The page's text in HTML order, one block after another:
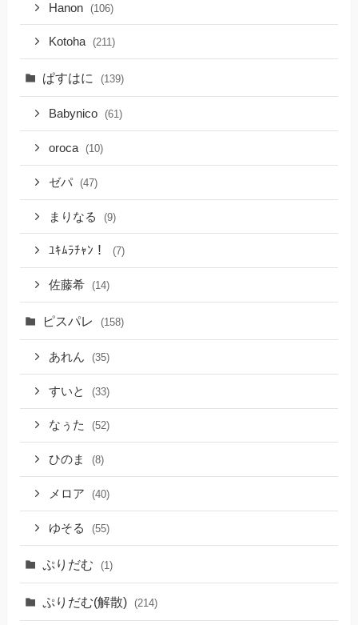
Hanon (106)
Kotoha (211)
ぱすはに (139)
Babynico (61)
oroca (10)
ゼパ (47)
まりなる (9)
ﾕｷﾑﾗﾁｬﾝ！ (7)
佐藤希 (14)
ピスパレ (158)
あれん (35)
すいと (33)
なぅた (52)
ひのま (8)
メロア (40)
ゆそる (55)
ぷりだむ (1)
ぷりだむ(解散) (214)